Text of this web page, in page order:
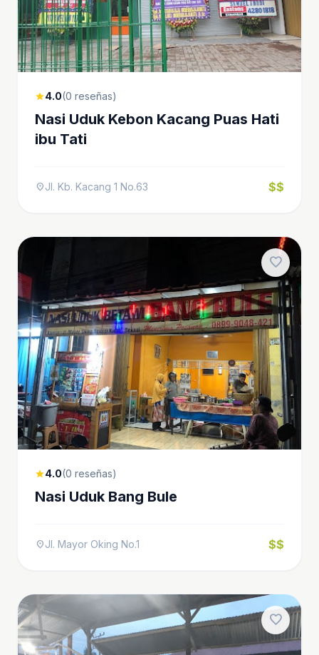
star4.0(0 reseñas)
Nasi Uduk Kebon Kacang Puas Hati
ibu Tati
location_onJl. Kb. Kacang 1 No.63 $$
favorite
star4.0(0 reseñas)
Nasi Uduk Bang Bule
location_onJl. Mayor Oking No.1 $$
favorite